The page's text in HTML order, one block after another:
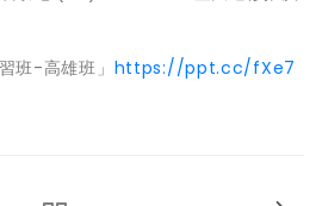
班-高雄班」 https://ppt.cc/fXe7